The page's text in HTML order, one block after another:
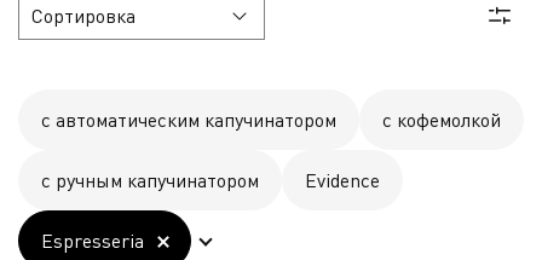
с автоматическим капучинатором с кофемолкой
с ручным капучинатором Evidence
Espresseria